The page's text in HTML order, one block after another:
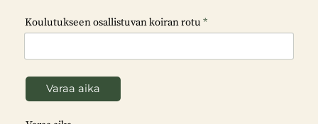
Koulutukseen osallistuvan koiran rotu *
Varaa aika